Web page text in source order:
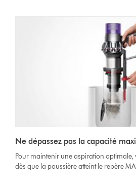
Ne dépassez pas la capacité
Pour maintenir une aspiration optimale,
dès que la poussière atteint le repère